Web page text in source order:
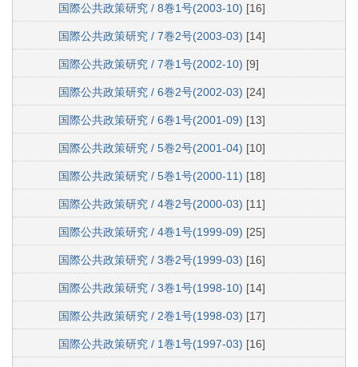
国際公共政策研究 / 8巻1号(2003-10) [16]
国際公共政策研究 / 7巻2号(2003-03) [14]
国際公共政策研究 / 7巻1号(2002-10) [9]
国際公共政策研究 / 6巻2号(2002-03) [24]
国際公共政策研究 / 6巻1号(2001-09) [13]
国際公共政策研究 / 5巻2号(2001-04) [10]
国際公共政策研究 / 5巻1号(2000-11) [18]
国際公共政策研究 / 4巻2号(2000-03) [11]
国際公共政策研究 / 4巻1号(1999-09) [25]
国際公共政策研究 / 3巻2号(1999-03) [16]
国際公共政策研究 / 3巻1号(1998-10) [14]
国際公共政策研究 / 2巻1号(1998-03) [17]
国際公共政策研究 / 1巻1号(1997-03) [16]